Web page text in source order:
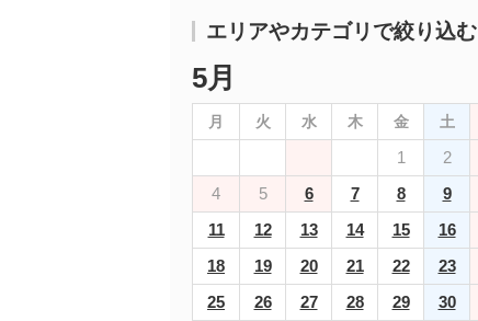
エリアやカテゴリで絞り込む
5月
月 火 水 木 金 土
1 2
4
5 6 7 8 9
11
12 13 14 15 16
18
19 20 21 22 23
25
26 27 28 29 30